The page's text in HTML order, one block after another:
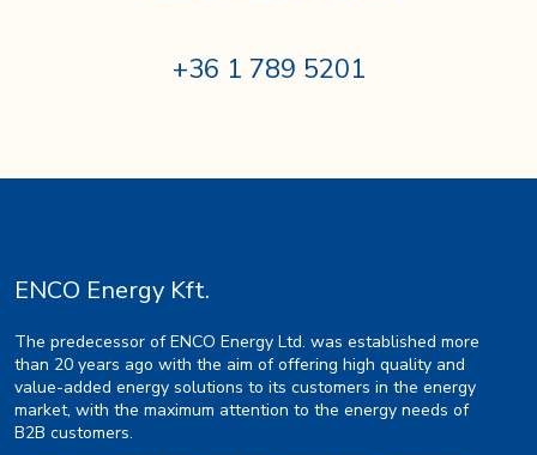
+36 1 789 5201
ENCO Energy Kft.
The predecessor of ENCO Energy Ltd. was established more
than 20 years ago with the aim of offering high quality and
value-added energy solutions to its customers in the energy
market, with the maximum attention to the energy needs of
B2B customers.